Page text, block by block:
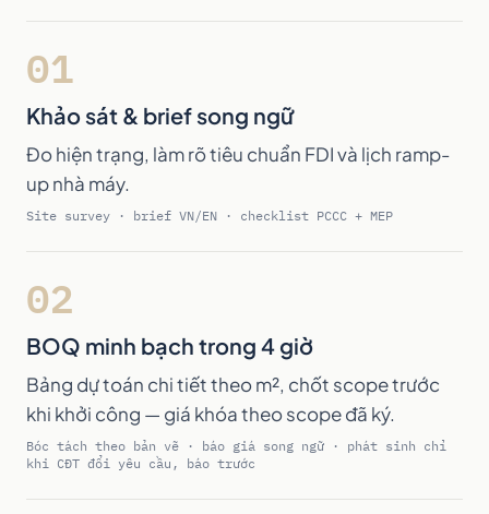
01
Khảo sát & brief song ngữ
Đo hiện trạng, làm rõ tiêu chuẩn FDI và lịch ramp-
up nhà máy.
Site survey · brief VN/EN · checklist PCCC + MEP
02
BOQ minh bạch trong 4 giờ
Bảng dự toán chi tiết theo m², chốt scope trước
khi khởi công — giá khóa theo scope đã ký.
Bóc tách theo bản vẽ · báo giá song ngữ · phát sinh chỉ
khi CĐT đổi yêu cầu, báo trước